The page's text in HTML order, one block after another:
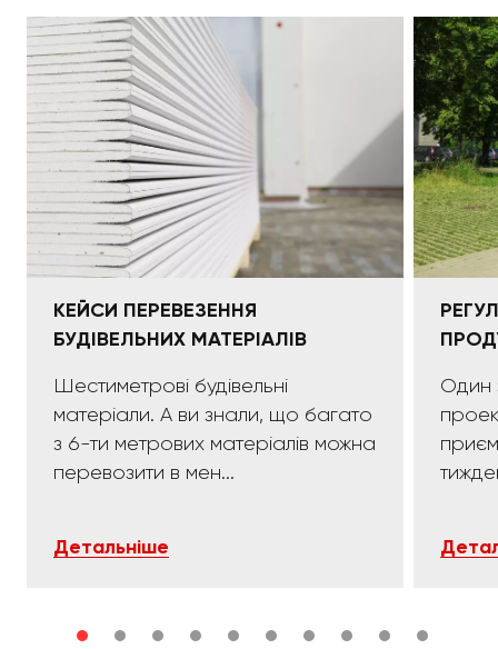
КЕЙСИ ПЕРЕВЕЗЕННЯ
БУДІВЕЛЬНИХ МАТЕРІАЛІВ
Шестиметрові будівельні
матеріали. А ви знали, що багато
з 6-ти метрових матеріалів можна
перевозити в мен...
Детальніше
Один
приємних:)).